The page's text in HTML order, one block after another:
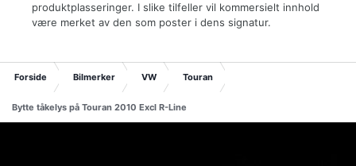
produktplasseringer. I slike tilfeller vil kommersielt innhold
være merket av den som poster i dens signatur.
Forside Bilmerker VW Touran
Bytte tåkelys på Touran 2010 Excl R-Line